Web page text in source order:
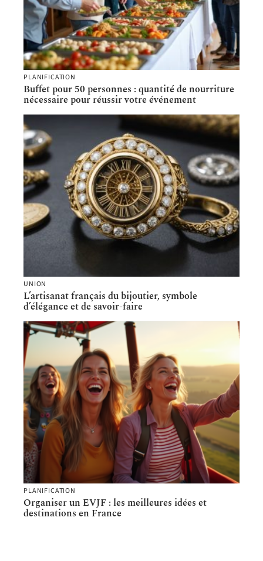
PLANIFICATION
Buffet pour 50 personnes : quantité de nourriture
nécessaire pour réussir votre événement
UNION
L’artisanat français du bijoutier, symbole
d’élégance et de savoir-faire
PLANIFICATION
Organiser un EVJF : les meilleures idées et
destinations en France